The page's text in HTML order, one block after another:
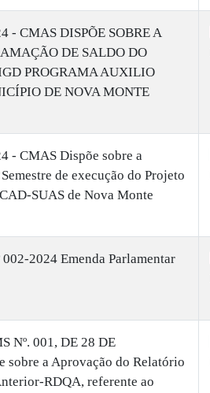
- CMAS DISPÕE SOBRE A
DE SALDO DO
PROGRAMA AUXILIO
DE NOVA MONTE
- CMAS Dispõe sobre a
de execução do Projeto
SUAS de Nova Monte
2024 Emenda Parlamentar
Nº. 001, DE 28 DE
sobre a Aprovação do Relatório
RDQA, referente ao